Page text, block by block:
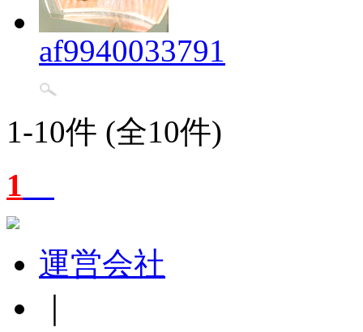
af9940033791
1-10件 (全10件)
1
運営会社